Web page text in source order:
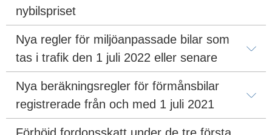
nybilspriset
Nya regler för miljöanpassade bilar som
tas i trafik den 1 juli 2022 eller senare
Nya beräkningsregler för förmånsbilar
registrerade från och med 1 juli 2021